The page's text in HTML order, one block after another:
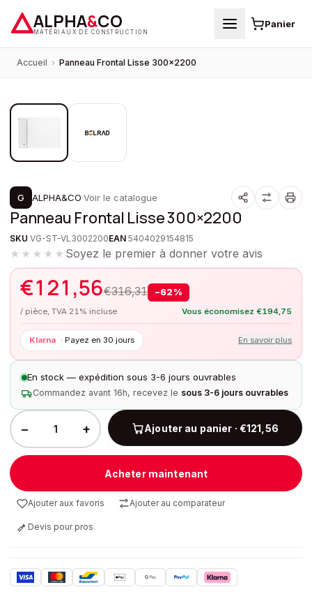
ALPHA&CO
MATÉRIAUX DE CONSTRUCTION
Panier
Accueil › Panneau Frontal Lisse 300×2200
PROMOTION
G ALPHA&CO·Voir le catalogue
Panneau Frontal Lisse 300×2200
SKU VG-ST-VL3002200EAN 5404029154815
★★★★★ Soyez le premier à donner votre avis
€121,56€316,31 −62 %
/ pièce, TVA 21% incluse Vous économisez €194,75
Klarna · Payez en 30 jours En savoir plus
En stock — expédition sous 3-6 jours ouvrables
Commandez avant 16h, recevez le sous 3-6 jours ouvrables
− + Ajouter au panier · €121,56
Acheter maintenant
Ajouter aux favoris Ajouter au comparateur
Devis pour pros